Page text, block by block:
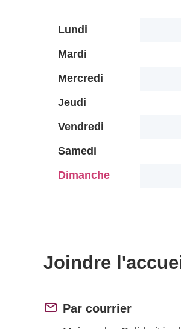
Lundi
Mardi
Mercredi
Jeudi
Vendredi
Samedi
Dimanche
Joindre
Par courrier